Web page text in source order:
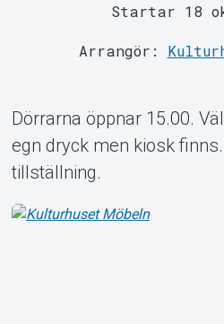
Startar 18
Arrangör:
Dörrarna öppnar 15.00.
egn dryck men kiosk
tillställning.